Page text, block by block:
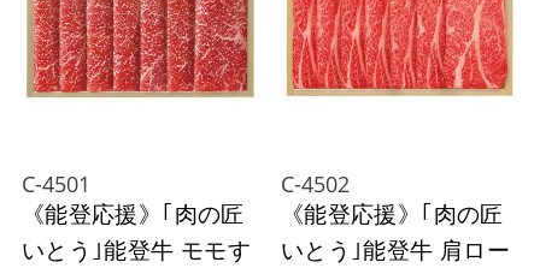
C-4501
《能登応援》｢肉の匠
いとう｣能登牛 モモす
C-4502
《能登応援》｢肉の匠
いとう｣能登牛 肩ロー